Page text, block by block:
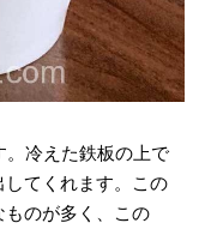
。冷えた鉄板の上で
てくれます。この
のが多く、この